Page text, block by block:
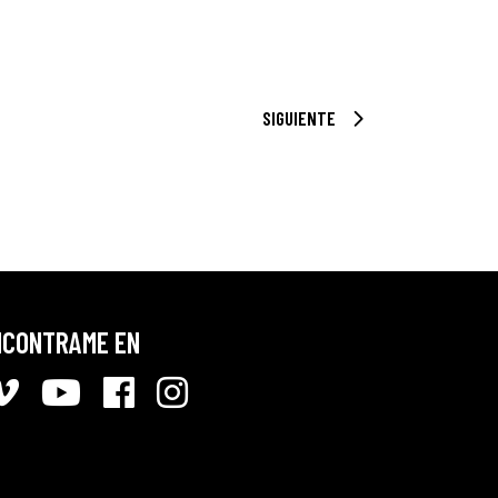
SIGUIENTE
EN